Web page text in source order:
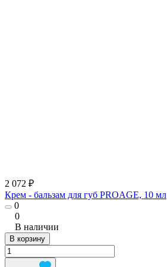
2 072 ₽
Крем - бальзам для губ PROAGE, 10 мл
0
0
В наличии
В корзину